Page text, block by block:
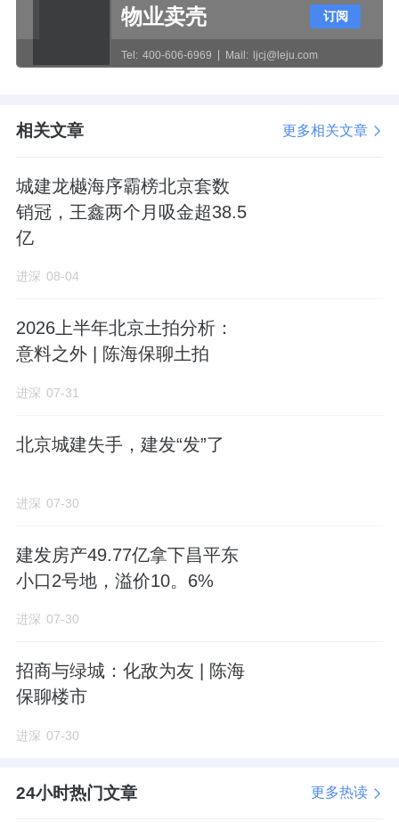
中轴北延长线上，直线距离北五环3公里，挨着
海淀和朝阳，堪称昌平区距离海淀核心区最近
往西能承接西二旗、后厂村的互联网新贵的外
在建的地铁13B号线建材城东站距离地块1公里
左右，计划明年通车，向西5站直达西二旗；向
东3站到望京。
再加上今年6月已开工建设的S7东北环线，减
少到国贸CBD的换乘。
周边有西三旗万象汇、东小口城市休闲公园、
完善。
规划中的北京101中学也在地块附近，12年一
最重要的是，这个板块近5年都没有新增供应，
作者：徐迪
物业卖壳
Tel: 400-606-6969 Mail: ljcj@leju.com
订阅
相关文章 更多相关文章
城建龙樾海序霸榜北京套数
销冠，王鑫两个月吸金超38.5
亿
进深 08-04
2026上半年北京土拍分析：
意料之外 | 陈海保聊土拍
进深 07-31
北京城建失手，建发“发”了
进深 07-30
建发房产49.77亿拿下昌平东
小口2号地，溢价10。6%
进深 07-30
招商与绿城：化敌为友 | 陈海
保聊楼市
进深 07-30
24小时热门文章 更多热读